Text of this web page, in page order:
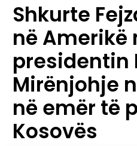
Shkurte
në Amerikë
presidentin
Mirënjohje
në emër të
Kosovës